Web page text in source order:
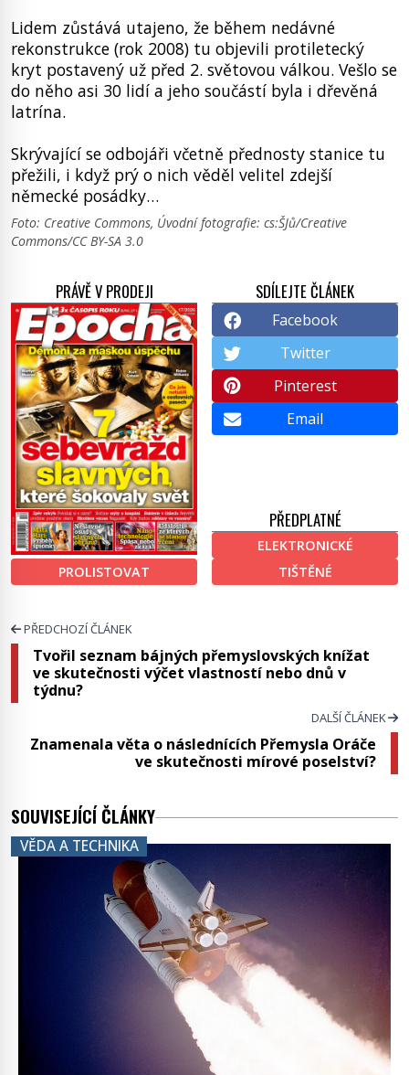
Lidem zůstává utajeno, že během nedávné
rekonstrukce (rok 2008) tu objevili protiletecký
kryt postavený už před 2. světovou válkou. Vešlo se
do něho asi 30 lidí a jeho součástí byla i dřevěná
latrína.
Skrývající se odbojáři včetně přednosty stanice tu
přežili, i když prý o nich věděl velitel zdejší
německé posádky…
Foto: Creative Commons, Úvodní fotografie: cs:ŠJů/Creative
Commons/CC BY-SA 3.0
PRÁVĚ V PRODEJI
PROLISTOVAT
SDÍLEJTE ČLÁNEK
Facebook
Twitter
Pinterest
Email
PŘEDPLATNÉ
ELEKTRONICKÉ
TIŠTĚNÉ
PŘEDCHOZÍ ČLÁNEK
Tvořil seznam bájných přemyslovských knížat
ve skutečnosti výčet vlastností nebo dnů v
týdnu?
DALŠÍ ČLÁNEK
Znamenala věta o následnících Přemysla Oráče
ve skutečnosti mírové poselství?
SOUVISEJÍCÍ ČLÁNKY
VĚDA A TECHNIKA